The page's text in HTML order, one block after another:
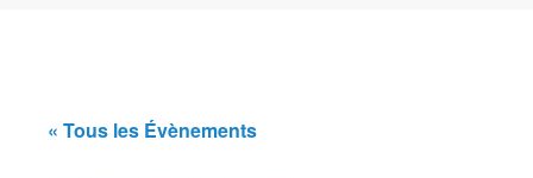
« Tous les Évènements